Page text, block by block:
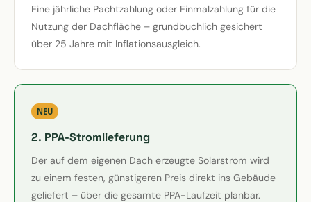
Eine jährliche Pachtzahlung oder Einmalzahlung für die
Nutzung der Dachfläche – grundbuchlich gesichert
über 25 Jahre mit Inflationsausgleich.
NEU
2. PPA-Stromlieferung
Der auf dem eigenen Dach erzeugte Solarstrom wird
zu einem festen, günstigeren Preis direkt ins Gebäude
geliefert – über die gesamte PPA-Laufzeit planbar.